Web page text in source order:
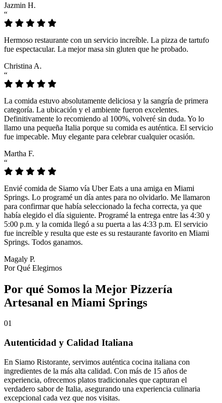
Jazmin H.
“
Hermoso restaurante con un servicio increíble. La pizza de tartufo
fue espectacular. La mejor masa sin gluten que he probado.
Christina A.
“
La comida estuvo absolutamente deliciosa y la sangría de primera
categoría. La ubicación y el ambiente fueron excelentes.
Definitivamente lo recomiendo al 100%, volveré sin duda. Yo lo
llamo una pequeña Italia porque su comida es auténtica. El servicio
fue impecable. Muy elegante para celebrar cualquier ocasión.
Martha F.
“
Envié comida de Siamo vía Uber Eats a una amiga en Miami
Springs. Lo programé un día antes para no olvidarlo. Me llamaron
para confirmar que había seleccionado la fecha correcta, ya que
había elegido el día siguiente. Programé la entrega entre las 4:30 y
5:00 p.m. y la comida llegó a su puerta a las 4:33 p.m. El servicio
fue increíble y resulta que este es su restaurante favorito en Miami
Springs. Todos ganamos.
Magaly P.
Por Qué Elegirnos
Por qué Somos la Mejor Pizzería
Artesanal en Miami Springs
01
Autenticidad y Calidad Italiana
En Siamo Ristorante, servimos auténtica cocina italiana con
ingredientes de la más alta calidad. Con más de 15 años de
experiencia, ofrecemos platos tradicionales que capturan el
verdadero sabor de Italia, asegurando una experiencia culinaria
excepcional cada vez que nos visitas.